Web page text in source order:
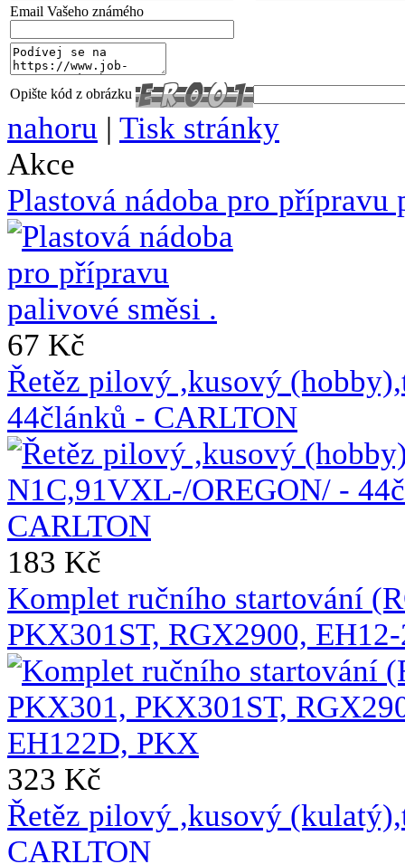
Email Vašeho známého
Opište kód z obrázku
nahoru | Tisk stránky
Akce
Plastová nádoba pro přípravu
67 Kč
Řetěz pilový ,kusový
44článků - CARLTON
183 Kč
Komplet ručního startování
PKX301ST, RGX2900,
323 Kč
Řetěz pilový ,kusový
CARLTON